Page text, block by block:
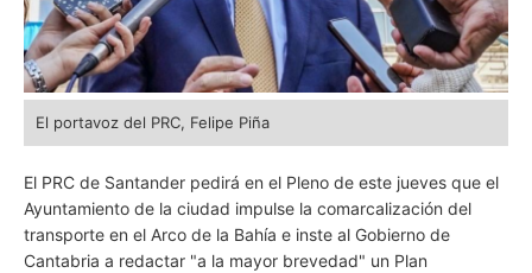
El portavoz del PRC, Felipe Piña
El PRC de Santander pedirá en el Pleno de este jueves que el
Ayuntamiento de la ciudad impulse la comarcalización del
transporte en el Arco de la Bahía e inste al Gobierno de
Cantabria a redactar "a la mayor brevedad" un Plan